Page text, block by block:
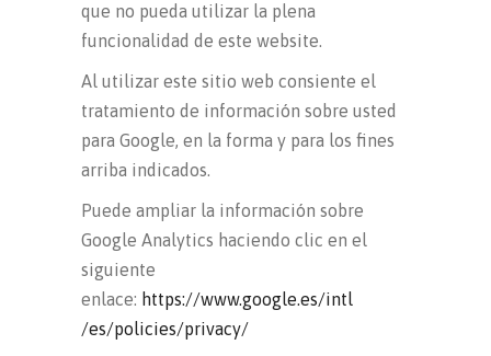
que no pueda utilizar la plena
funcionalidad de este website.
Al utilizar este sitio web consiente el
tratamiento de información sobre usted
para Google, en la forma y para los fines
arriba indicados.
Puede ampliar la información sobre
Google Analytics haciendo clic en el
siguiente
enlace: https://www.google.es/intl
/es/policies/privacy/